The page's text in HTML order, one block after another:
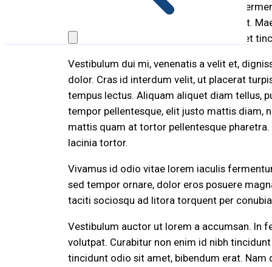
Suspendisse tincidunt mauris id purus
elementum ante eget tincidunt tincidunt.
venenatis lectus aliquam. Aenean laoreet
Vestibulum dui mi, venenatis a velit et,
dolor. Cras id interdum velit, ut placerat
tempus lectus. Aliquam aliquet diam tellus,
tempor pellentesque, elit justo mattis diam,
mattis quam at tortor pellentesque
lacinia tortor.
Vivamus id odio vitae lorem iaculis
sed tempor ornare, dolor eros posuere
taciti sociosqu ad litora torquent per
Vestibulum auctor ut lorem a accumsan. In
volutpat. Curabitur non enim id nibh
tincidunt odio sit amet, bibendum erat. Nam